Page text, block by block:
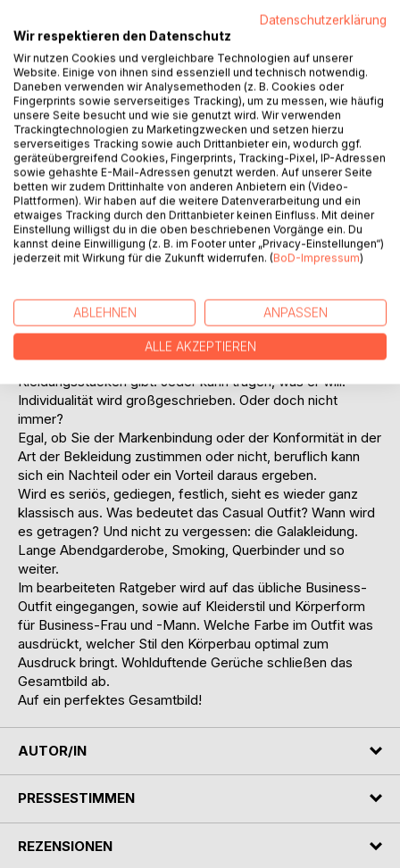
BESCHREIBUNG
Kleider machen Leute.
Im Ausland wird der deutsche Mann manchmal so
beschrieben: dicker Bauch, kurze Hose, weiße Socken,
Sandalen. Haben Sie das schon einmal über einen Italiener
oder einen Franzosen gehört? Sind die Deutschen denn
wirklich so wie beschrieben gekleidet? Wohl kaum. Drückt
die getragene Kleidung Lust am Leben aus? Kleiden sich
deshalb einige Menschen schick - einfach so?
"Krawatte ist out!" "Knöchel zeigen ist in - und das bei
Herren!" "Extrem zerrissen wirkende Hosenbeine - der
Breite Hosenbeine - schmale Hosenbeine - Hochwasser-
Hosen; körperbetonende Kleidung - Schlabberlook, edle
oder rustikale Stoffe; uni oder gemustert und so weiter.
Schön, dass es diese riesige, fantastische Auswahl an
Kleidungsstücken gibt. Jeder kann tragen, was er will.
Individualität wird großgeschrieben. Oder doch nicht
immer?
Egal, ob Sie der Markenbindung oder der Konformität in der
Art der Bekleidung zustimmen oder nicht, beruflich kann
sich ein Nachteil oder ein Vorteil daraus ergeben.
Wird es seriös, gediegen, festlich, sieht es wieder ganz
klassisch aus. Was bedeutet das Casual Outfit? Wann wird
es getragen? Und nicht zu vergessen: die Galakleidung.
Lange Abendgarderobe, Smoking, Querbinder und so
weiter.
Im bearbeiteten Ratgeber wird auf das übliche Business-
Outfit eingegangen, sowie auf Kleiderstil und Körperform
für Business-Frau und -Mann. Welche Farbe im Outfit was
ausdrückt, welcher Stil den Körperbau optimal zum
Ausdruck bringt. Wohlduftende Gerüche schließen das
Gesamtbild ab.
Auf ein perfektes Gesamtbild!
AUTOR/IN
PRESSESTIMMEN
REZENSIONEN
Datenschutzerklärung
Wir respektieren den Datenschutz
Wir nutzen Cookies und vergleichbare Technologien auf unserer
Website. Einige von ihnen sind essenziell und technisch notwendig.
Daneben verwenden wir Analysemethoden (z. B. Cookies oder
Fingerprints sowie serverseitiges Tracking), um zu messen, wie häufig
unsere Seite besucht und wie sie genutzt wird. Wir verwenden
Trackingtechnologien zu Marketingzwecken und setzen hierzu
serverseitiges Tracking sowie auch Drittanbieter ein, wodurch ggf.
geräteübergreifend Cookies, Fingerprints, Tracking-Pixel, IP-Adressen
sowie gehashte E-Mail-Adressen genutzt werden. Auf unserer Seite
betten wir zudem Drittinhalte von anderen Anbietern ein (Video-
Plattformen). Wir haben auf die weitere Datenverarbeitung und ein
etwaiges Tracking durch den Drittanbieter keinen Einfluss. Mit deiner
Einstellung willigst du in die oben beschriebenen Vorgänge ein. Du
kannst deine Einwilligung (z. B. im Footer unter „Privacy-Einstellungen“)
jederzeit mit Wirkung für die Zukunft widerrufen. (BoD-Impressum)
ABLEHNEN ANPASSEN
ALLE AKZEPTIEREN